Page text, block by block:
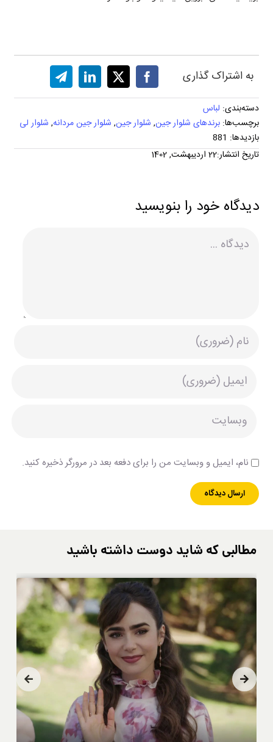
به اشتراک گذاری
دسته‌بندی: لباس
برچسب‌ها: برندهای شلوار جین, شلوار جین, شلوار جین مردانه, شلوار لی
بازدیدها: 881
تاریخ انتشار:22 اردیبهشت, 1402
دیدگاه خود را بنویسید
نام، ایمیل و وبسایت من را برای دفعه بعد در مرورگر ذخیره کنید.
مطالبی که شاید دوست داشته باشید